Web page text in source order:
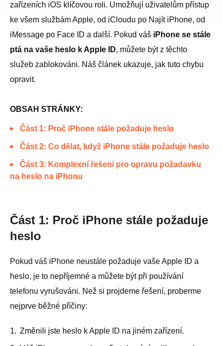
zařízeních iOS klíčovou roli. Umožňují uživatelům přístup
ke všem službám Apple, od iCloudu po Najít iPhone, od
iMessage po Face ID a další. Pokud váš iPhone se stále
ptá na vaše heslo k Apple ID, můžete být z těchto
služeb zablokováni. Náš článek ukazuje, jak tuto chybu
opravit.
OBSAH STRÁNKY:
Část 1: Proč iPhone stále požaduje heslo
Část 2: Co dělat, když iPhone stále požaduje heslo
Část 3: Komplexní řešení pro opravu požadavku
na heslo na iPhonu
Část 1: Proč iPhone stále požaduje
heslo
Pokud váš iPhone neustále požaduje vaše Apple ID a
heslo, je to nepříjemné a můžete být při používání
telefonu vyrušováni. Než si projdeme řešení, proberme
nejprve běžné příčiny:
1. Změnili jste heslo k Apple ID na jiném zařízení.